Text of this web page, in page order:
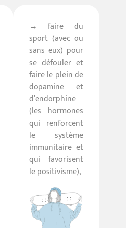
→ faire du
sport (avec ou
sans eux) pour
se défouler et
faire le plein de
dopamine et
d’endorphine
(les hormones
qui renforcent
le système
immunitaire et
qui favorisent
le positivisme),